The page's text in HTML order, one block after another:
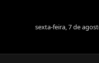
sexta-feira, 7 de